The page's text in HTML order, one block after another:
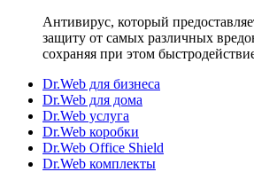
Антивирус, который
защиту от самых различных
сохраняя при этом
Dr.Web для бизнеса
Dr.Web для дома
Dr.Web услуга
Dr.Web коробки
Dr.Web Office Shield
Dr.Web комплекты